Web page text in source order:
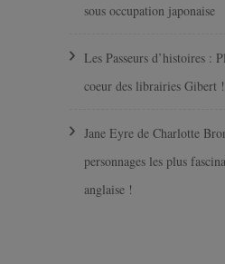
sous occupation japonaise
Les Passeurs d’histoires :
coeur des librairies Gibert !
Jane Eyre de Charlotte
personnages les plus
anglaise !